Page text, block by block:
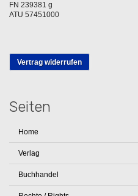
FN 239381 g
ATU 57451000
Vertrag widerrufen
Seiten
Home
Verlag
Buchhandel